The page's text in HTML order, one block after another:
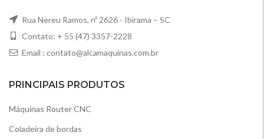
Rua Nereu Ramos, nº 2626 - Ibirama – SC
Contato: + 55 (47) 3357-2228
Email : contato@alcamaquinas.com.br
PRINCIPAIS PRODUTOS
Máquinas Router CNC
Coladeira de bordas